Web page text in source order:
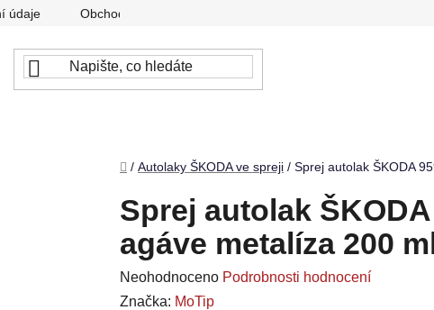
údaje Obchodní podmínky
Domů
/ Autolaky ŠKODA ve spreji / Sprej autolak ŠKODA
Sprej autolak
agáve metalíza 200
Průměrné
hodnocení
Neohodnoceno Podrobnosti hodnocení
Značka: MoTip